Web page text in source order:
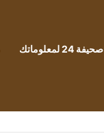
صحيفة 24 لمعلوماتك